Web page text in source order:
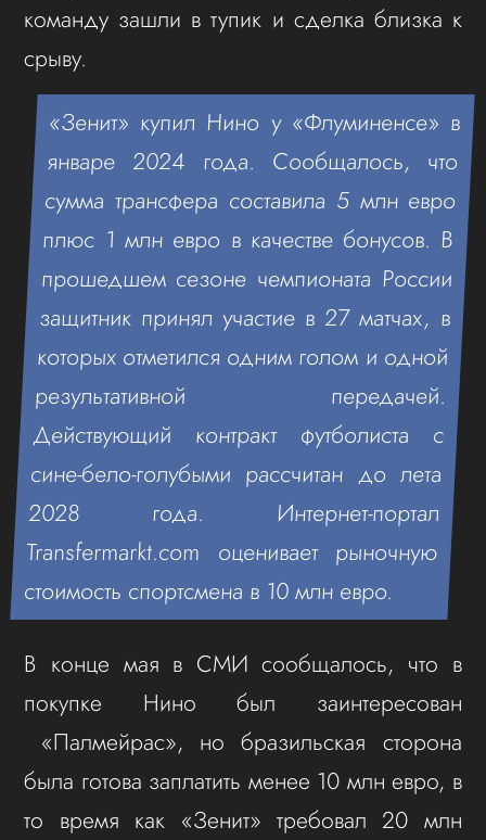
команду зашли в тупик и сделка близка к
срыву.
«Зенит» купил Нино у «Флуминенсе» в
январе 2024 года. Сообщалось, что
сумма трансфера составила 5 млн евро
плюс 1 млн евро в качестве бонусов. В
прошедшем сезоне чемпионата России
защитник принял участие в 27 матчах, в
которых отметился одним голом и одной
результативной передачей.
Действующий контракт футболиста с
сине-бело-голубыми рассчитан до лета
2028 года. Интернет-портал
Transfermarkt.com оценивает рыночную
стоимость спортсмена в 10 млн евро.
В конце мая в СМИ сообщалось, что в
покупке Нино был заинтересован
«Палмейрас», но бразильская сторона
была готова заплатить менее 10 млн евро, в
то время как «Зенит» требовал 20 млн